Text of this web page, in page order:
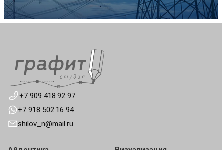
+7 909 418 92 97
+7 918 502 16 94
shilov_n@mail.ru